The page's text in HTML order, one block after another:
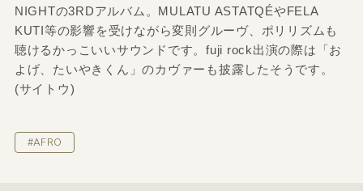
NIGHTの3RDアルバム。MULATU ASTATQÉやFELA
KUTI等の影響を受けながら変則グルーヴ、ポリリズムも
聴けるかっこいいサウンドです。fuji rock出演の際は「お
よげ、たいやきくん」のカヴァーも披露したそうです。
(サイトウ)
#AFRO